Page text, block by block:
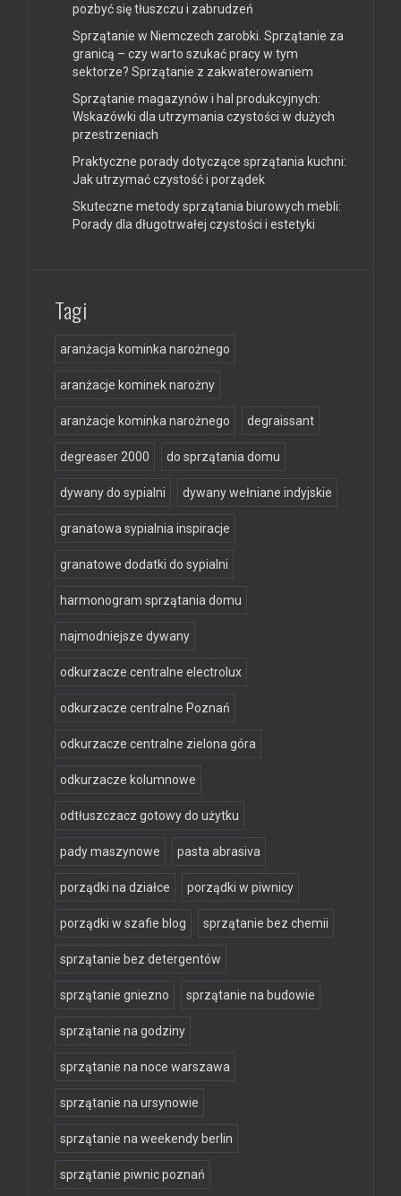
pozbyć się tłuszczu i zabrudzeń
Sprzątanie w Niemczech zarobki. Sprzątanie za
granicą – czy warto szukać pracy w tym
sektorze? Sprzątanie z zakwaterowaniem
Sprzątanie magazynów i hal produkcyjnych:
Wskazówki dla utrzymania czystości w dużych
przestrzeniach
Praktyczne porady dotyczące sprzątania kuchni:
Jak utrzymać czystość i porządek
Skuteczne metody sprzątania biurowych mebli:
Porady dla długotrwałej czystości i estetyki
Tagi
aranżacja kominka narożnego
aranżacje kominek narożny
aranżacje kominka narożnego degraissant
degreaser 2000 do sprzątania domu
dywany do sypialni dywany wełniane indyjskie
granatowa sypialnia inspiracje
granatowe dodatki do sypialni
harmonogram sprzątania domu
najmodniejsze dywany
odkurzacze centralne electrolux
odkurzacze centralne Poznań
odkurzacze centralne zielona góra
odkurzacze kolumnowe
odtłuszczacz gotowy do użytku
pady maszynowe pasta abrasiva
porządki na działce porządki w piwnicy
porządki w szafie blog sprzątanie bez chemii
sprzątanie bez detergentów
sprzątanie gniezno sprzątanie na budowie
sprzątanie na godziny
sprzątanie na noce warszawa
sprzątanie na ursynowie
sprzątanie na weekendy berlin
sprzątanie piwnic poznań